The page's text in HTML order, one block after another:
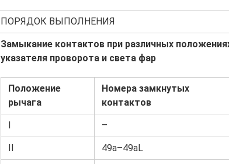
ПОРЯДОК ВЫПОЛНЕНИЯ
Замыкание контактов при различных
указателя проворота и света фар
Положение
рычага
Номера замкнутых
контактов
I –
II 49a–49aL